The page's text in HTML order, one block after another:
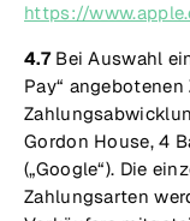
https://
4.7Bei Auswahl
Pay“
Gordon House, 4
(„Google“). Die
Zahlungsarten